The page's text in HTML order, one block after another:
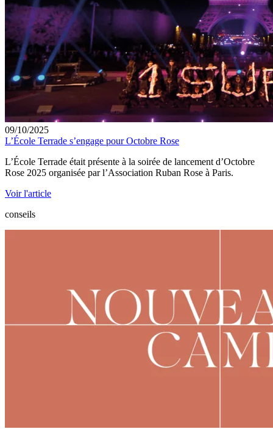
09/10/2025
L’École Terrade s’engage pour Octobre Rose
L’École Terrade était présente à la soirée de lancement d’Octobre
Rose 2025 organisée par l’Association Ruban Rose à Paris.
Voir l'article
conseils